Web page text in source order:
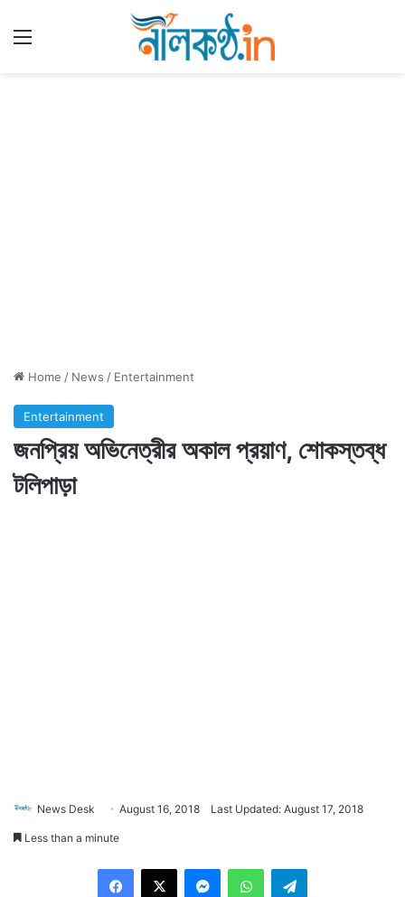
Home / News / Entertainment
Entertainment
জনপ্রিয় অভিনেত্রীর অকাল প্রয়াণ, শোকস্তব্ধ
টলিপাড়া
News Desk August 16, 2018 Last Updated: August 17, 2018
Less than a minute